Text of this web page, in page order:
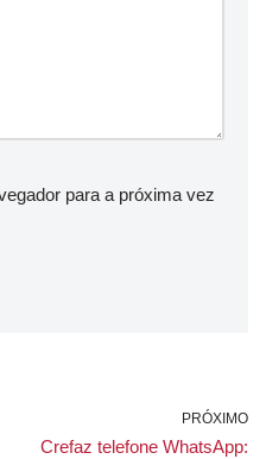
para a próxima vez
PRÓXIMO
Crefaz telefone WhatsApp: